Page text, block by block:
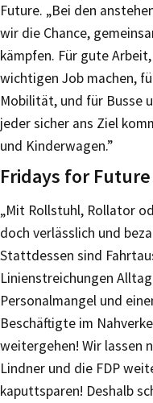
Future. „Bei den
wir die Chance,
kämpfen. Für gute
wichtigen Job machen,
Mobilität, und für Busse
jeder sicher ans Ziel
und Kinderwagen.”
Fridays for
„Mit Rollstuhl, Rollator
doch verlässlich und
Stattdessen sind
Linienstreichungen
Personalmangel und
Beschäftigte im
weitergehen! Wir lassen
Lindner und die FDP
kaputtsparen! Deshalb